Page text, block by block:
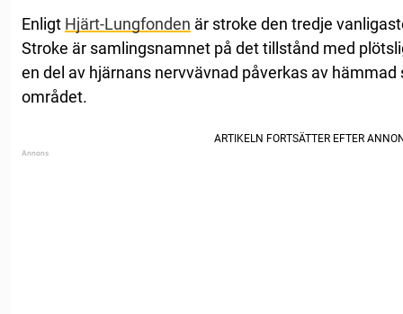
Enligt Hjärt-Lungfonden är stroke den tredje
Stroke är samlingsnamnet på det tillstånd med
en del av hjärnans nervvävnad påverkas av
området.